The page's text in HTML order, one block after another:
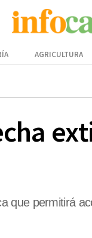
AGRICULTURA
que permitirá